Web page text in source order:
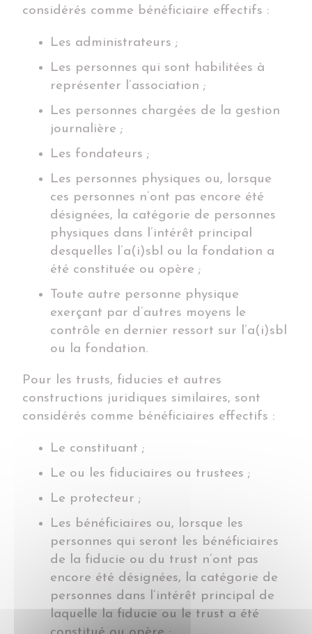
considérés comme bénéficiaire effectifs :
Les administrateurs ;
Les personnes qui sont habilitées à
représenter l’association ;
Les personnes chargées de la gestion
journalière ;
Les fondateurs ;
Les personnes physiques ou, lorsque
ces personnes n’ont pas encore été
désignées, la catégorie de personnes
physiques dans l’intérêt principal
desquelles l’a(i)sbl ou la fondation a
été constituée ou opère ;
Toute autre personne physique
exerçant par d’autres moyens le
contrôle en dernier ressort sur l’a(i)sbl
ou la fondation.
Pour les trusts, fiducies et autres
constructions juridiques similaires, sont
considérés comme bénéficiaires effectifs :
Le constituant ;
Le ou les fiduciaires ou trustees ;
Le protecteur ;
Les bénéficiaires ou, lorsque les
personnes qui seront les bénéficiaires
de la fiducie ou du trust n’ont pas
encore été désignées, la catégorie de
personnes dans l’intérêt principal de
laquelle la fiducie ou le trust a été